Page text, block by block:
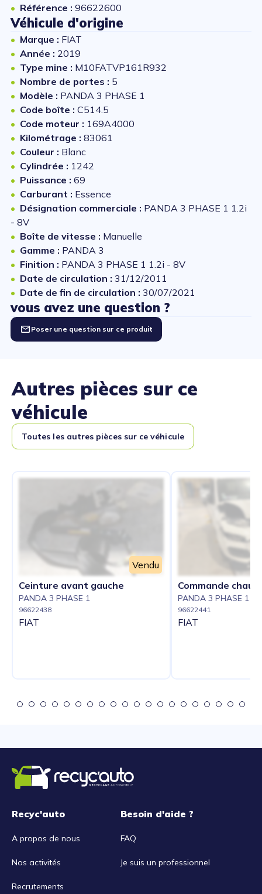
Référence : 96622600
Véhicule d'origine
Marque : FIAT
Année : 2019
Type mine : M10FATVP161R932
Nombre de portes : 5
Modèle : PANDA 3 PHASE 1
Code boîte : C514.5
Code moteur : 169A4000
Kilométrage : 83061
Couleur : Blanc
Cylindrée : 1242
Puissance : 69
Carburant : Essence
Désignation commerciale : PANDA 3 PHASE 1 1.2i
- 8V
Boîte de vitesse : Manuelle
Gamme : PANDA 3
Finition : PANDA 3 PHASE 1 1.2i - 8V
Date de circulation : 31/12/2011
Date de fin de circulation : 30/07/2021
vous avez une question ?
Poser une question sur ce produit
Autres pièces sur ce
véhicule
Toutes les autres pièces sur ce véhicule
Vendu
Ceinture avant gauche
PANDA 3 PHASE 1
96622438
FIAT
Commande
PANDA 3 PHASE 1
96622441
FIAT
Recyc'auto
A propos de nous
Nos activités
Recrutements
Besoin d'aide ?
FAQ
Je suis un professionnel